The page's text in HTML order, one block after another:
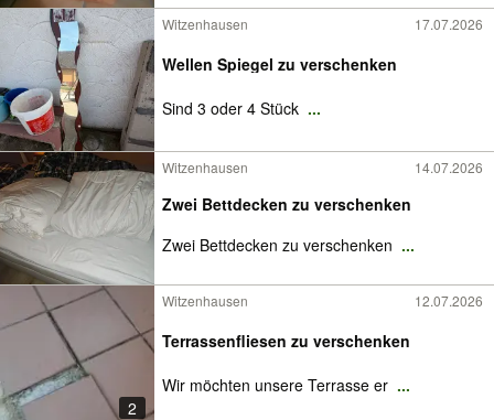
Witzenhausen 17.07.2026
Wellen Spiegel zu verschenken
Sind 3 oder 4 Stück ...
Witzenhausen 14.07.2026
Zwei Bettdecken zu verschenken
Zwei Bettdecken zu verschenken ...
2
Witzenhausen 12.07.2026
Terrassenfliesen zu verschenken
Wir möchten unsere Terrasse er ...